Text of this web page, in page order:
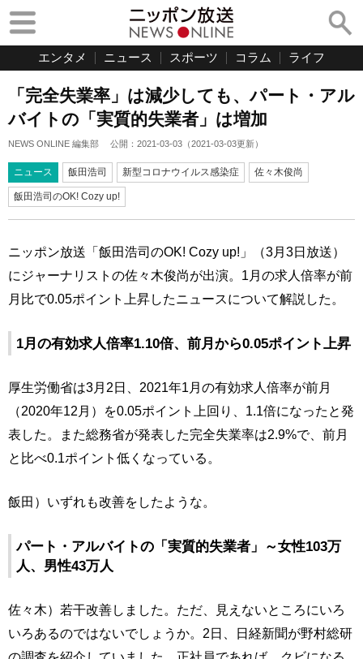
エンタメ ニュース スポーツ コラム ライフ
「完全失業率」は減少しても、パート・アル
バイトの「実質的失業者」は増加
NEWS ONLINE 編集部 公開： 2021-03-03 （2021-03-03更新）
ニュース 飯田浩司 新型コロナウイルス感染症 佐々木俊尚
飯田浩司のOK! Cozy up!
ニッポン放送「飯田浩司のOK! Cozy up!」（3月3日放送）
にジャーナリストの佐々木俊尚が出演。1月の求人倍率が前
月比で0.05ポイント上昇したニュースについて解説した。
1月の有効求人倍率1.10倍、前月から0.05ポイント上昇
厚生労働省は3月2日、2021年1月の有効求人倍率が前月
（2020年12月）を0.05ポイント上回り、1.1倍になったと発
表した。また総務省が発表した完全失業率は2.9%で、前月
と比べ0.1ポイント低くなっている。
飯田）いずれも改善をしたような。
パート・アルバイトの「実質的失業者」～女性103万
人、男性43万人
佐々木）若干改善しました。ただ、見えないところにいろ
いろあるのではないでしょうか。2日、日経新聞が野村総研